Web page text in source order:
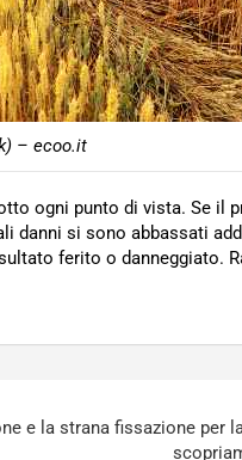
– ecoo.it
ogni punto di vista. Se il
danni si sono abbassati
ferito o danneggiato.
e la strana fissazione per